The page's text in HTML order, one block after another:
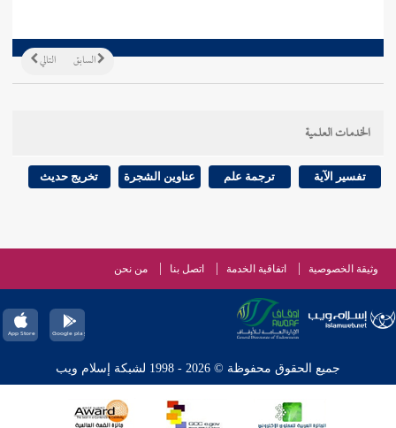
التالي السابق
الخدمات العلمية
تفسير الآية ترجمة علم عناوين الشجرة تخريج حديث
وثيقة الخصوصية اتفاقية الخدمة اتصل بنا من نحن
جميع الحقوق محفوظة © 2026 - 1998 لشبكة إسلام ويب